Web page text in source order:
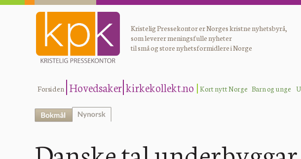
Kristelig Pressekontor er Norges kristne nyhetsbyrå,
som leverer meningsfulle nyheter
til små og store nyhetsformidlere i Norge
Forsiden Hovedsaker kirkekollekt.no Kort nytt Norge Barn og unge
Danske tall underbygger